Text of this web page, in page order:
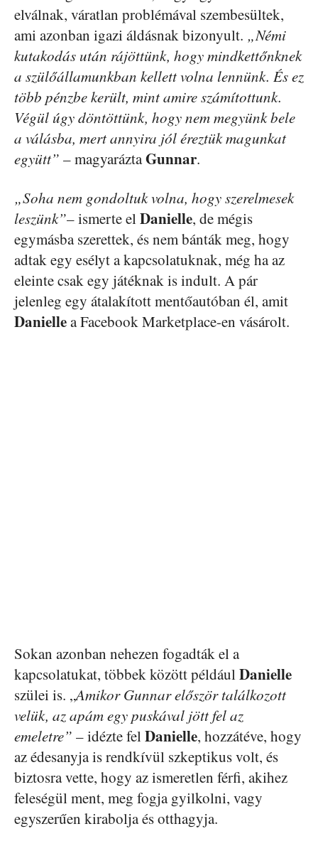
elválnak, váratlan problémával szembesültek,
ami azonban igazi áldásnak bizonyult. „Némi
kutakodás után rájöttünk, hogy mindkettőnknek
a szülőállamunkban kellett volna lennünk. És ez
több pénzbe került, mint amire számítottunk.
Végül úgy döntöttünk, hogy nem megyünk bele
a válásba, mert annyira jól éreztük magunkat
együtt” – magyaráztaGunnar.
„Soha nem gondoltuk volna, hogy szerelmesek
leszünk”– ismerte elDanielle, de mégis
egymásba szerettek, és nem bánták meg, hogy
adtak egy esélyt a kapcsolatuknak, még ha az
eleinte csak egy játéknak is indult. A pár
jelenleg egy átalakított mentőautóban él, amit
Daniellea Facebook Marketplace-en vásárolt.
Sokan azonban nehezen fogadták el a
kapcsolatukat, többek között példáulDanielle
szülei is. „Amikor Gunnar először találkozott
velük, az apám egy puskával jött fel az
emeletre” – idézte felDanielle, hozzátéve, hogy
az édesanyja is rendkívül szkeptikus volt, és
biztosra vette, hogy az ismeretlen férfi, akihez
feleségül ment, meg fogja gyilkolni, vagy
egyszerűen kirabolja és otthagyja.